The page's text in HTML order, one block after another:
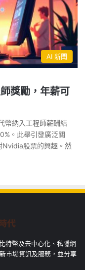
AI 新聞
獎勵，年薪可
幣納入工程師薪酬結
。此舉引發廣泛關
Nvidia股票的興趣。然
特幣及去中心化、私隱網
市場資訊及服務，並分享